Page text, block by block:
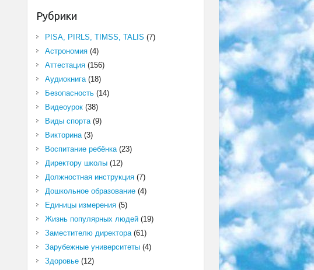
Рубрики
PISA, PIRLS, TIMSS, TALIS (7)
Астрономия(4)
Аттестация(156)
Аудиокнига(18)
Безопасность(14)
Видеоурок(38)
Виды спорта(9)
Викторина(3)
Воспитание ребёнка(23)
Директору школы(12)
Должностная инструкция(7)
Дошкольное образование(4)
Единицы измерения(5)
Жизнь популярных людей(19)
Заместителю директора(61)
Зарубежные университеты(4)
Здоровье(12)